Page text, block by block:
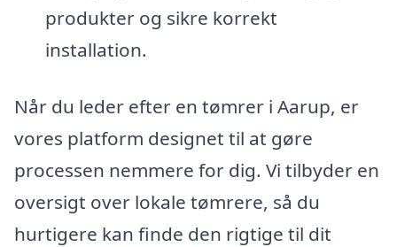
produkter og sikre korrekt
installation.
Når du leder efter en tømrer i Aarup, er
vores platform designet til at gøre
processen nemmere for dig. Vi tilbyder en
oversigt over lokale tømrere, så du
hurtigere kan finde den rigtige til dit